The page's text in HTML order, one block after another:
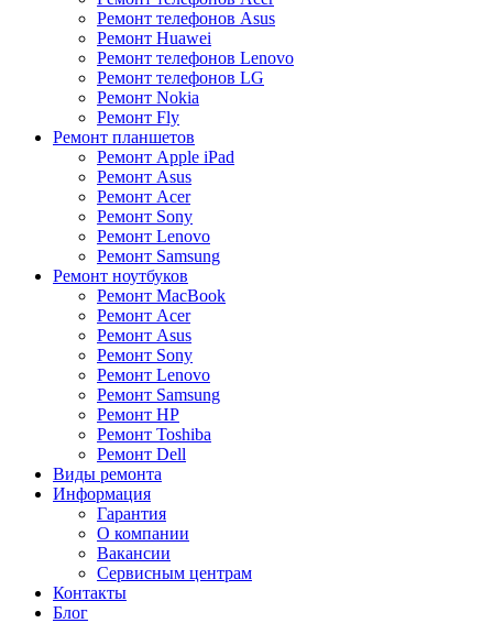
Ремонт телефонов Asus
Ремонт Huawei
Ремонт телефонов Lenovo
Ремонт телефонов LG
Ремонт Nokia
Ремонт Fly
Ремонт планшетов
Ремонт Apple iPad
Ремонт Asus
Ремонт Acer
Ремонт Sony
Ремонт Lenovo
Ремонт Samsung
Ремонт ноутбуков
Ремонт MacBook
Ремонт Acer
Ремонт Asus
Ремонт Sony
Ремонт Lenovo
Ремонт Samsung
Ремонт HP
Ремонт Toshiba
Ремонт Dell
Виды ремонта
Информация
Гарантия
О компании
Вакансии
Сервисным центрам
Контакты
Блог